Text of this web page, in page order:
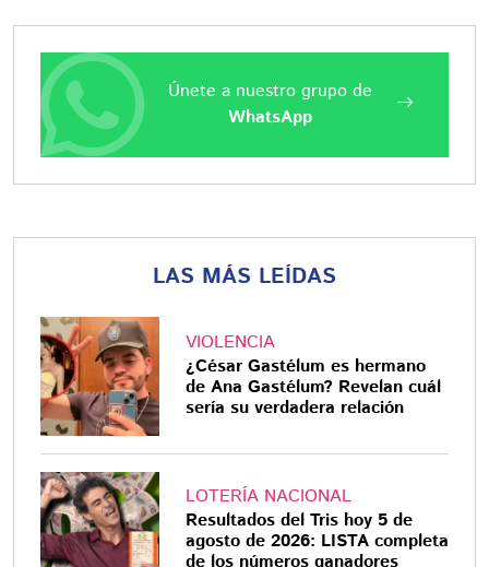
Únete a nuestro grupo de
WhatsApp
LAS MÁS LEÍDAS
VIOLENCIA
¿César Gastélum es hermano
de Ana Gastélum? Revelan cuál
sería su verdadera relación
LOTERÍA NACIONAL
Resultados del Tris hoy 5 de
agosto de 2026: LISTA completa